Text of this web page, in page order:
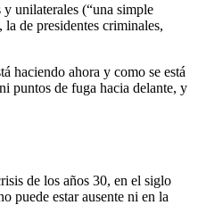
unilaterales (“una simple
de presidentes criminales,
haciendo ahora y como se está
puntos de fuga hacia delante, y
de los años 30, en el siglo
puede estar ausente ni en la